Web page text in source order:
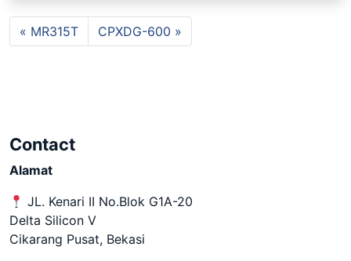
MR315T CPXDG-600
Contact
Alamat
JL. Kenari II No.Blok G1A-20
Delta Silicon V
Cikarang Pusat, Bekasi